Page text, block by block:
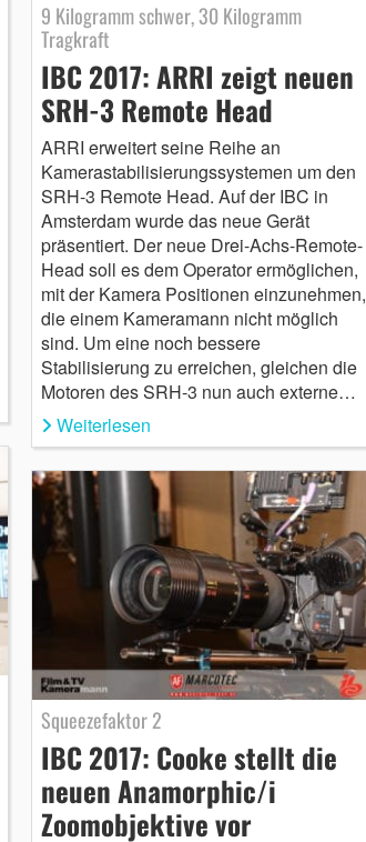
9 Kilogramm schwer, 30 Kilogramm
Tragkraft
IBC 2017: ARRI zeigt neuen
SRH-3 Remote Head
ARRI erweitert seine Reihe an
Kamerastabilisierungssystemen um den
SRH-3 Remote Head. Auf der IBC in
Amsterdam wurde das neue Gerät
präsentiert. Der neue Drei-Achs-Remote-
Head soll es dem Operator ermöglichen,
mit der Kamera Positionen einzunehmen,
die einem Kameramann nicht möglich
sind. Um eine noch bessere
Stabilisierung zu erreichen, gleichen die
Motoren des SRH-3 nun auch externe…
Weiterlesen
Squeezefaktor 2
IBC 2017: Cooke stellt die
neuen Anamorphic/i
Zoomobjektive vor